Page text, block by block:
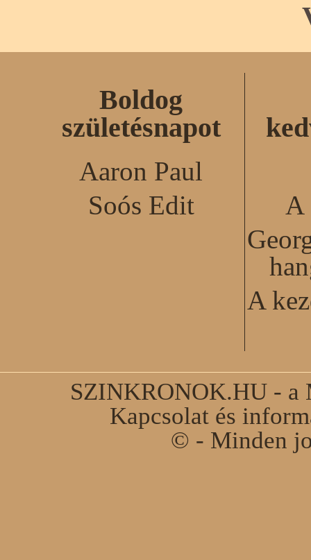
Boldog
születésnapot
Aaron Paul
Soós Edit
A
A
SZINKRONOK.HU - a
Kapcsolat és
© - Minden